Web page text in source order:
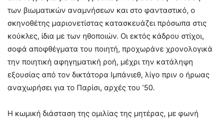
των βιωματικών αναμνήσεων και στο φανταστικό, ο
σκηνοθέτης μαριονετίστας κατασκευάζει πρόσωπα στις
κούκλες, ίδια με των ηθοποιών. Οι εκτός κάδρου στίχοι,
σοφά αποφθέγματα του ποιητή, προχωράνε χρονολογικά
την ποιητική αφηγηματική ροή, μέχρι την κατάληψη
εξουσίας από τον δικτάτορα Ιμπάνιεθ, λίγο πριν ο ήρωας
αναχωρήσει για το Παρίσι, αρχές του ’50.
Η κωμική διάσταση της ομιλίας της μητέρας, με φωνή